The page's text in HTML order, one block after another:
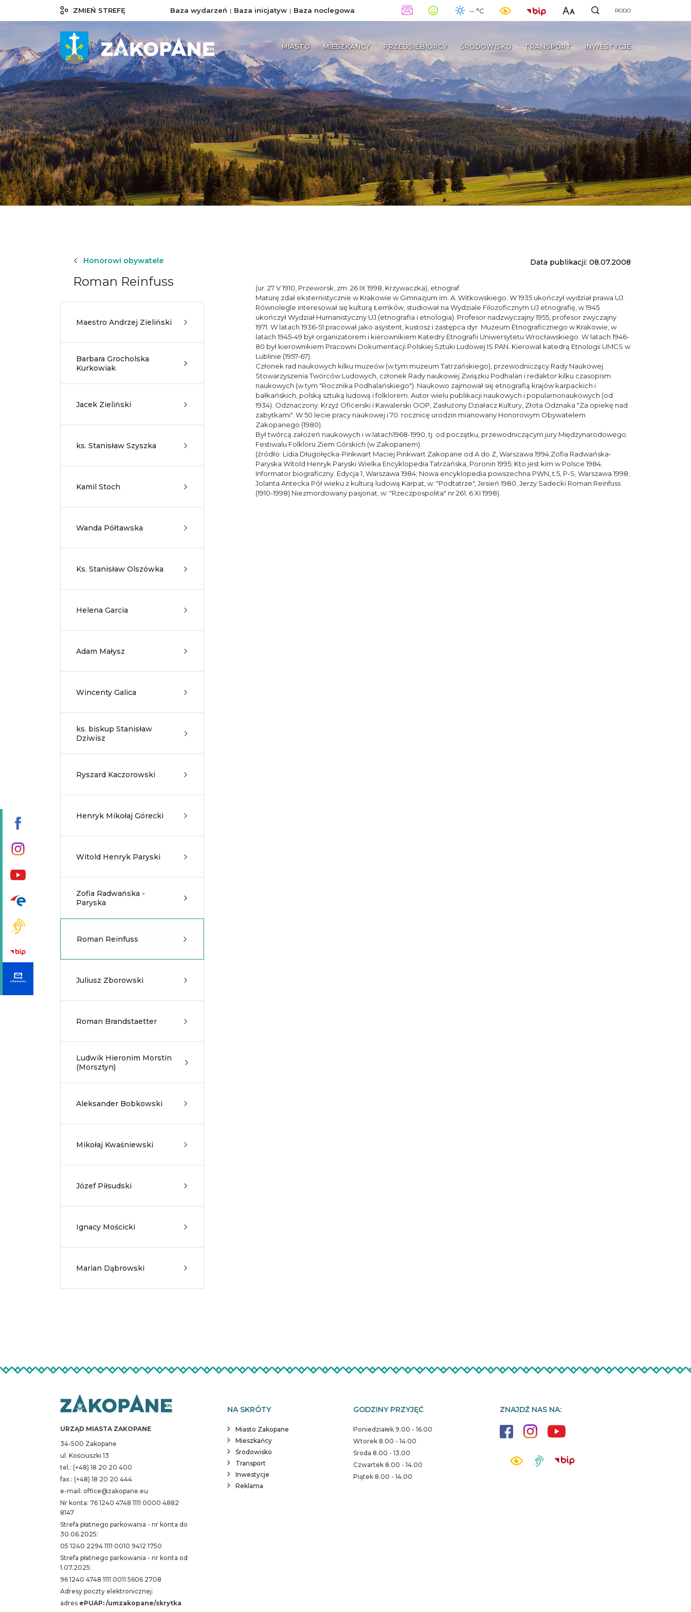
ZMIEŃ STREFĘ Baza wydarzeń Baza inicjatyw Baza noclegowa -- °C RODO
MIASTO MIESZKAŃCY PRZEDSIĘBIORCY ŚRODOWISKO TRANSPORT INWESTYCJE
Honorowi obywatele
Roman Reinfuss
Maestro Andrzej Zieliński
Barbara Grocholska
Kurkowiak
Jacek Zieliński
ks. Stanisław Szyszka
Kamil Stoch
Wanda Półtawska
Ks. Stanisław Olszówka
Helena Garcia
Adam Małysz
Wincenty Galica
ks. biskup Stanisław
Dziwisz
Ryszard Kaczorowski
Henryk Mikołaj Górecki
Witold Henryk Paryski
Zofia Radwańska -
Paryska
Roman Reinfuss
Juliusz Zborowski
Roman Brandstaetter
Ludwik Hieronim Morstin
(Morsztyn)
Aleksander Bobkowski
Mikołaj Kwaśniewski
Józef Piłsudski
Ignacy Mościcki
Marian Dąbrowski
Data publikacji: 08.07.2008
(ur. 27 V 1910, Przeworsk, zm. 26 IX 1998, Krzywaczka), etnograf.
Maturę zdał eksternistycznie w Krakowie w Gimnazjum im. A. Witkowskiego. W 1935 ukończył wydział prawa UJ.
Równolegle interesował się kulturą Łemków, studiował na Wydziale Filozoficznym UJ etnografię, w 1945
ukończył Wydział Humanistyczny UJ (etnografia i etnologia). Profesor nadzwyczajny 1955, profesor zwyczajny
1971. W latach 1936-51 pracował jako asystent, kustosz i zastępca dyr. Muzeum Etnograficznego w Krakowie, w
latach 1945-49 był organizatorem i kierownikiem Katedry Etnografii Uniwersytetu Wrocławskiego. W latach 1946-
80 był kierownikiem Pracowni Dokumentacji Polskiej Sztuki Ludowej IS PAN. Kierował katedrą Etnologii UMCS w
Lublinie (1957-67).
Członek rad naukowych kilku muzeów (w tym muzeum Tatrzańskiego), przewodniczący Rady Naukowej
Stowarzyszenia Twórców Ludowych, członek Rady naukowej Związku Podhalan i redaktor kilku czasopism
naukowych (w tym "Rocznika Podhalańskiego"). Naukowo zajmował się etnografią krajów karpackich i
bałkańskich, polską sztuką ludową i folklorem. Autor wielu publikacji naukowych i popularnonaukowych (od
1934). Odznaczony: Krzyż Oficerski i Kawalerski OOP, Zasłużony Działacz Kultury, Złota Odznaka "Za opiekę nad
zabytkami". W 50 lecie pracy naukowej i 70. rocznicę urodzin mianowany Honorowym Obywatelem
Zakopanego (1980).
Był twórcą założeń naukowych i w latach1968-1990, tj. od początku, przewodniczącym jury Międzynarodowego
Festiwalu Folkloru Ziem Górskich (w Zakopanem).
(źródło: Lidia Długołęcka-Pinkwart Maciej Pinkwart Zakopane od A do Z, Warszawa 1994;Zofia Radwańska-
Paryska Witold Henryk Paryski Wielka Encyklopedia Tatrzańska, Poronin 1995; Kto jest kim w Polsce 1984.
Informator biograficzny. Edycja 1, Warszawa 1984; Nowa encyklopedia powszechna PWN, t.5, P-S, Warszawa 1998;
Jolanta Antecka Pół wieku z kulturą ludową Karpat, w: "Podtatrze", Jesień 1980; Jerzy Sadecki Roman Reinfuss
(1910-1998) Niezmordowany pasjonat, w: "Rzeczpospolita" nr 261, 6 XI 1998).
URZĄD MIASTA ZAKOPANE
34-500 Zakopane
ul. Kościuszki 13
tel.: (+48) 18 20 20 400
fax.: (+48) 18 20 20 444
e-mail: office@zakopane.eu
Nr konta: 76 1240 4748 1111 0000 4882
8147
Strefa płatnego parkowania - nr konta do
30.06.2025:
05 1240 2294 1111 0010 9412 1750
Strefa płatnego parkowania - nr konta od
1.07.2025:
96 1240 4748 1111 0011 5606 2708
Adresy poczty elektronicznej:
adres ePUAP: /umzakopane/skrytka
NA SKRÓTY
Miasto Zakopane
Mieszkańcy
Środowisko
Transport
Inwestycje
Reklama
GODZINY PRZYJĘĆ
Poniedziałek 9.00 - 16.00
Wtorek 8.00 - 14.00
Środa 8.00 - 13.00
Czwartek 8.00 - 14.00
Piątek 8.00 - 14.00
ZNAJDŹ NAS NA: